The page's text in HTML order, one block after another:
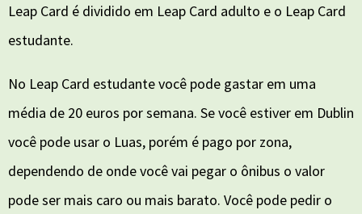
Leap Card é dividido em Leap Card adulto e o Leap Card
estudante.
No Leap Card estudante você pode gastar em uma
média de 20 euros por semana. Se você estiver em Dublin
você pode usar o Luas, porém é pago por zona,
dependendo de onde você vai pegar o ônibus o valor
pode ser mais caro ou mais barato. Você pode pedir o